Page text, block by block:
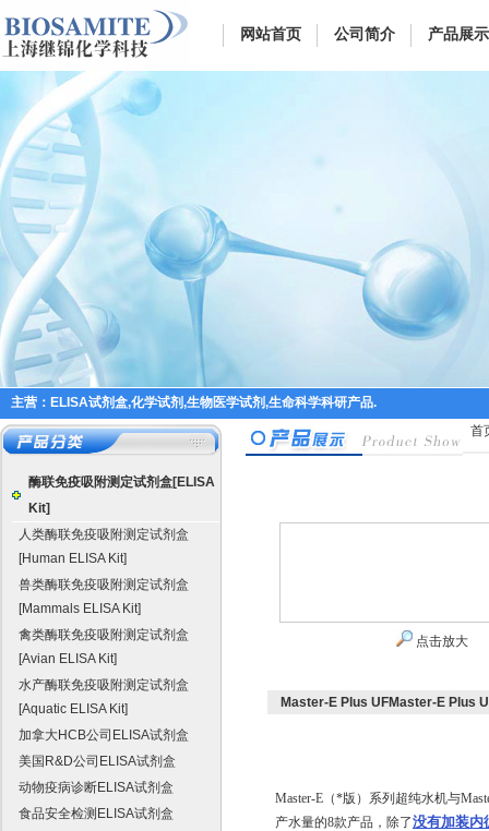
网站首页 公司简介 产品展示
主营：ELISA试剂盒,化学试剂,生物医学试剂,生命科学科研产品.
酶联免疫吸附测定试剂盒[ELISA
Kit]
人类酶联免疫吸附测定试剂盒
[Human ELISA Kit]
兽类酶联免疫吸附测定试剂盒
[Mammals ELISA Kit]
禽类酶联免疫吸附测定试剂盒
[Avian ELISA Kit]
水产酶联免疫吸附测定试剂盒
[Aquatic ELISA Kit]
加拿大HCB公司ELISA试剂盒
美国R&D公司ELISA试剂盒
动物疫病诊断ELISA试剂盒
食品安全检测ELISA试剂盒
首
点击放大
Master-E Plus UFMaster-E Plus
Master-E（*版）系列超纯水机与
产水量的8款产品，除了没有加装内